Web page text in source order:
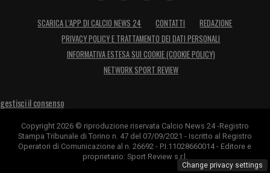
SCARICA L’APP DI CALCIO NEWS 24 CONTATTI
REDAZIONE
PRIVACY POLICY E TRATTAMENTO DEI DATI PERSONALI
INFORMATIVA ESTESA SUI COOKIE (COOKIE POLICY)
NETWORK SPORT REVIEW
gestisci il consenso
Copyright 2026 © riproduzione riservata Calcio News 24 -Registro
Stampa Tribunale di Torino n. 47 del 07/09/2021 - Iscritto al Registro
Operatori di Comunicazione al n. 26692 - P.I.11028660014 - Editore e
proprietario: Sport Review s.r.l.
Change privacy settings